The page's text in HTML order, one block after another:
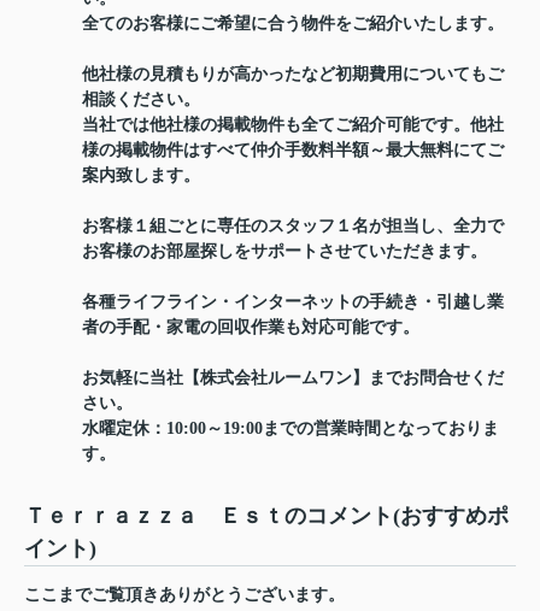
全てのお客様にご希望に合う物件をご紹介いたします。
他社様の見積もりが高かったなど初期費用についてもご
相談ください。
当社では他社様の掲載物件も全てご紹介可能です。他社
様の掲載物件はすべて仲介手数料半額～最大無料にてご
案内致します。
お客様１組ごとに専任のスタッフ１名が担当し、全力で
お客様のお部屋探しをサポートさせていただきます。
各種ライフライン・インターネットの手続き・引越し業
者の手配・家電の回収作業も対応可能です。
お気軽に当社【株式会社ルームワン】までお問合せくだ
さい。
水曜定休：10:00～19:00までの営業時間となっておりま
す。
Ｔｅｒｒａｚｚａ Ｅｓｔのコメント(おすすめポ
イント)
ここまでご覧頂きありがとうございます。